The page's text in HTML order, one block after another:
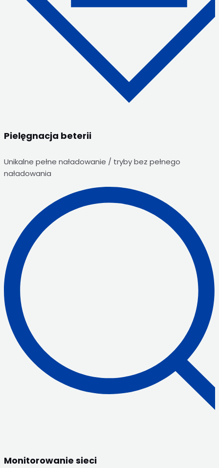
Pielęgnacja beterii
Unikalne pełne naładowanie / tryby bez pełnego
naładowania
Monitorowanie sieci